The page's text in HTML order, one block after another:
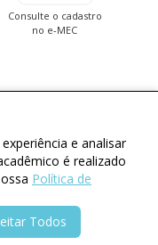
e analisar
é realizado
Política de
Todos
Consulte o cadastro
no e-MEC
620 –
Gerais